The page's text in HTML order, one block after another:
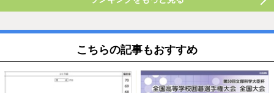
こちらの記事もおすすめ